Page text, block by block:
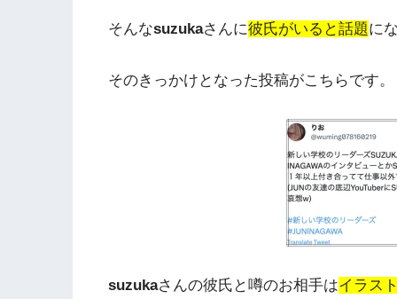
そんなsuzukaさんに彼氏がいると話題に
そのきっかけとなった投稿がこちらです。
suzukaさんの彼氏と噂のお相手はイラス